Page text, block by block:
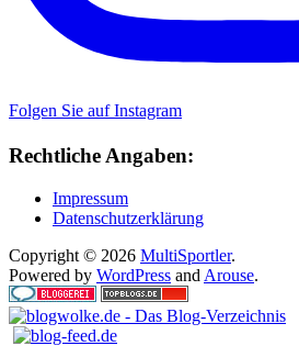
Folgen Sie auf Instagram
Rechtliche Angaben:
Impressum
Datenschutzerklärung
Copyright © 2026 MultiSportler.
Powered by WordPress and Arouse.